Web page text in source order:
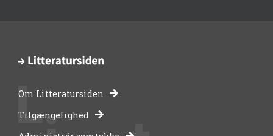
-
Om Litteratursiden
Tilgængelighed